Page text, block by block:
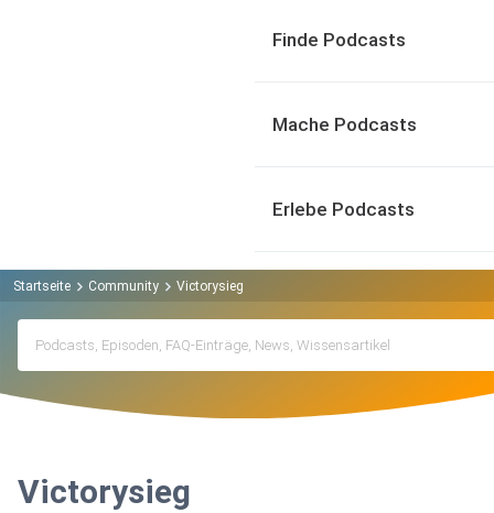
Finde Podcasts
Mache Podcasts
Erlebe Podcasts
Startseite Community Victorysieg
Victorysieg